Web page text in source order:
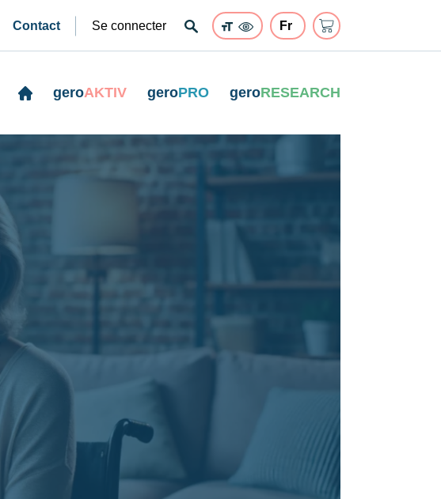
Contact Se connecter
geroAKTIV geroPRO geroRESEARCH